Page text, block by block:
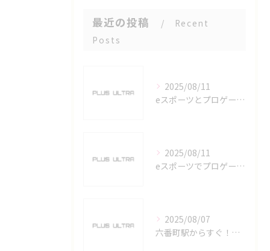
最近の投稿
Recent
Posts
2025/08/11
eスポーツとプロゲーマーを六番町駅で目指すための実践ガイド
2025/08/11
eスポーツでプロゲーマーを目指す愛知県名古屋市の最新キャリアガイド
2025/08/07
六番町駅からすぐ！名古屋のeスポーツ施設で快適なプレイ環境を確保